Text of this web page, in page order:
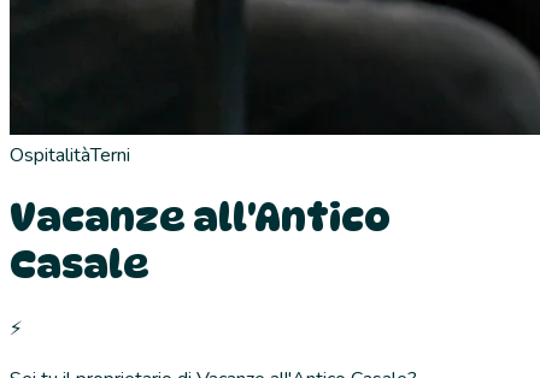
OspitalitàTerni
Vacanze all'Antico
Casale
⚡